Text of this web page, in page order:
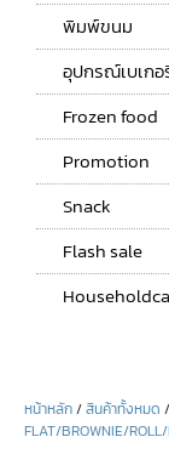
พิมพ์ขนม
อุปกรณ์เบเกอ
Frozen food
Promotion
Snack
Flash sale
หน้าหลัก/สินค้าทั้งหมด /
FLAT/BROWNIE/